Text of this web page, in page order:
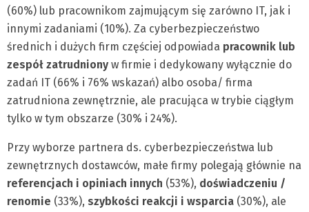
(60%) lub pracownikom zajmującym się zarówno IT, jak i
innymi zadaniami (10%). Za cyberbezpieczeństwo
średnich i dużych firm częściej odpowiada pracownik lub
zespół zatrudniony w firmie i dedykowany wyłącznie do
zadań IT (66% i 76% wskazań) albo osoba/ firma
zatrudniona zewnętrznie, ale pracująca w trybie ciągłym
tylko w tym obszarze (30% i 24%).
Przy wyborze partnera ds. cyberbezpieczeństwa lub
zewnętrznych dostawców, małe firmy polegają głównie na
referencjach i opiniach innych (53%), doświadczeniu /
renomie (33%), szybkości reakcji i wsparcia (30%), ale